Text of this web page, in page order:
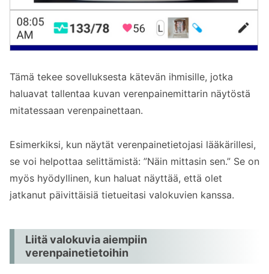
Tämä tekee sovelluksesta kätevän ihmisille, jotka
haluavat tallentaa kuvan verenpainemittarin näytöstä
mitatessaan verenpainettaan.
Esimerkiksi, kun näytät verenpainetietojasi lääkärillesi,
se voi helpottaa selittämistä: ”Näin mittasin sen.” Se on
myös hyödyllinen, kun haluat näyttää, että olet
jatkanut päivittäisiä tietueitasi valokuvien kanssa.
Liitä valokuvia aiempiin
verenpainetietoihin